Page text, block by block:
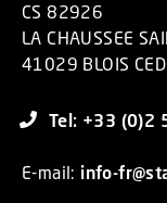
CS 82926
LA CHAUSSEE
41029 BLOIS
Tel: +33 (0)2
E-mail: info-